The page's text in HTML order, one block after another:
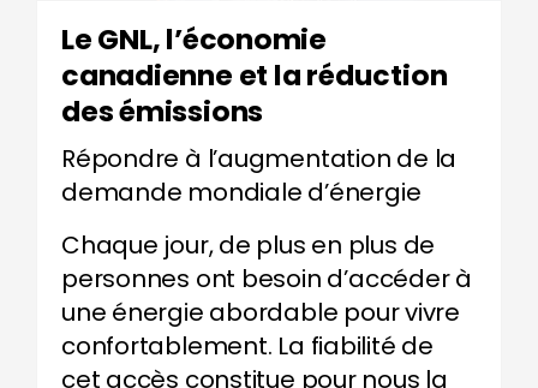
Le GNL, l’économie
canadienne et la réduction
des émissions
Répondre à l’augmentation de la
demande mondiale d’énergie
Chaque jour, de plus en plus de
personnes ont besoin d’accéder à
une énergie abordable pour vivre
confortablement. La fiabilité de
cet accès constitue pour nous la